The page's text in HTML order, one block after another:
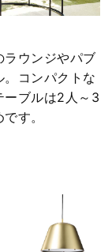
ラウンジやパブ
コンパクトな
ーブルは2人～3
す。